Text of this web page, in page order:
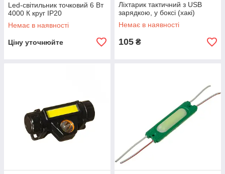
Led-світильник точковий 6 Вт
4000 К круг IP20
Немає в наявності
Ціну уточнюйте
Ліхтарик тактичний з USB
зарядкою, у боксі (хакі)
Немає в наявності
105 ₴